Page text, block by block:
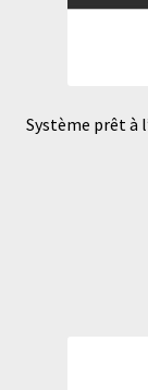
Système prêt à